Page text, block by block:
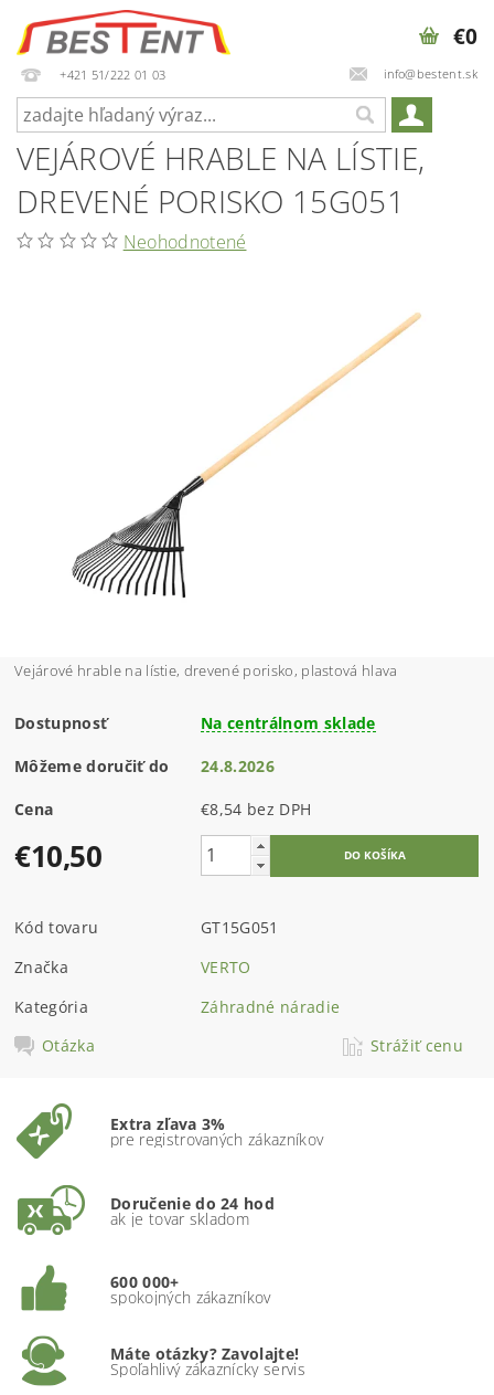
+421 51/222 01 03 info@bestent.sk
€0
VEJÁROVÉ HRABLE NA LÍSTIE,
DREVENÉ PORISKO 15G051
Neohodnotené
Vejárové hrable na lístie, drevené porisko, plastová hlava
Dostupnosť Na centrálnom sklade
Môžeme doručiť do 24.8.2026
Cena €8,54 bez DPH
€10,50
Kód tovaru
GT15G051
Značka
VERTO
Kategória
Záhradné náradie
Otázka
Strážiť cenu
Extra zľava 3%
pre registrovaných zákazníkov
Doručenie do 24 hod
ak je tovar skladom
600 000+
spokojných zákazníkov
Máte otázky? Zavolajte!
Spoľahlivý zákaznícky servis